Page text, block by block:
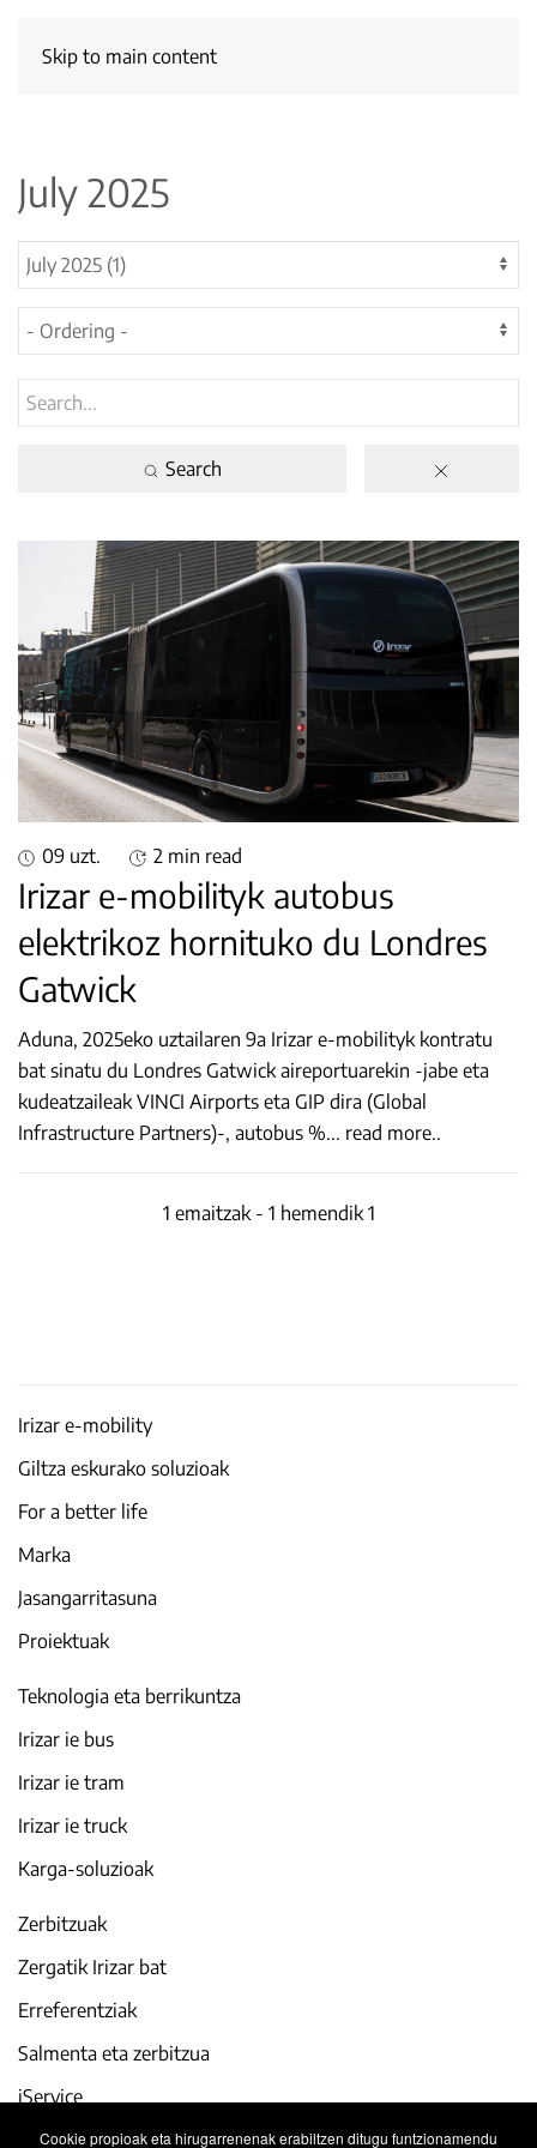
Cookie propioak eta hirugarrenenak erabiltzen ditugu funtzionamendu
Skip to main content
July 2025
Search
09 uzt. 2 min read
Irizar e-mobilityk autobus
elektrikoz hornituko du Londres
Gatwick
Aduna, 2025eko uztailaren 9a Irizar e-mobilityk kontratu
bat sinatu du Londres Gatwick aireportuarekin -jabe eta
kudeatzaileak VINCI Airports eta GIP dira (Global
Infrastructure Partners)-, autobus %... read more..
1 emaitzak - 1 hemendik 1
Irizar e-mobility
Giltza eskurako soluzioak
For a better life
Marka
Jasangarritasuna
Proiektuak
Teknologia eta berrikuntza
Irizar ie bus
Irizar ie tram
Irizar ie truck
Karga-soluzioak
Zerbitzuak
Zergatik Irizar bat
Erreferentziak
Salmenta eta zerbitzua
iService